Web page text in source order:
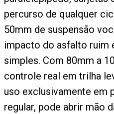
percurso de qualquer
50mm de suspensão
impacto do asfalto ruim
simples. Com 80mm a
controle real em trilha
uso exclusivamente em
regular, pode abrir mão